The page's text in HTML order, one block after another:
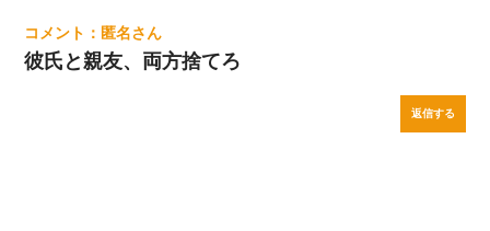
匿名
彼氏と親友、両方捨てろ
返信する